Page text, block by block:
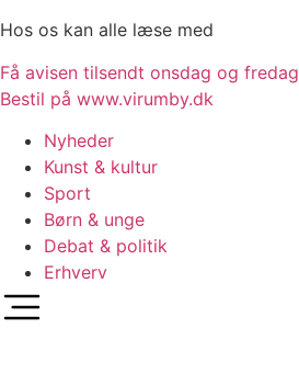
Hos os kan alle læse med
Få avisen tilsendt onsdag og fredag
Bestil på www.virumby.dk
Nyheder
Kunst & kultur
Sport
Børn & unge
Debat & politik
Erhverv